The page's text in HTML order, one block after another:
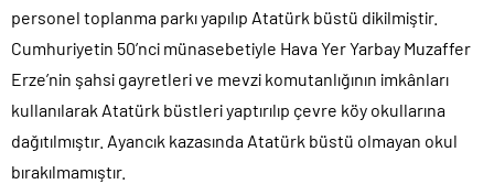
personel toplanma parkı yapılıp Atatürk büstü dikilmiştir.
Cumhuriyetin 50’nci münasebetiyle Hava Yer Yarbay Muzaffer
Erze’nin şahsi gayretleri ve mevzi komutanlığının imkânları
kullanılarak Atatürk büstleri yaptırılıp çevre köy okullarına
dağıtılmıştır. Ayancık kazasında Atatürk büstü olmayan okul
bırakılmamıştır.